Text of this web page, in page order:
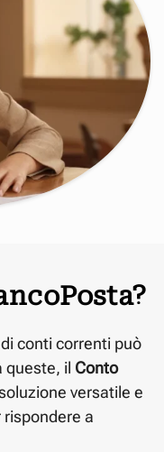
conti correnti può
queste, il Conto
versatile e
a